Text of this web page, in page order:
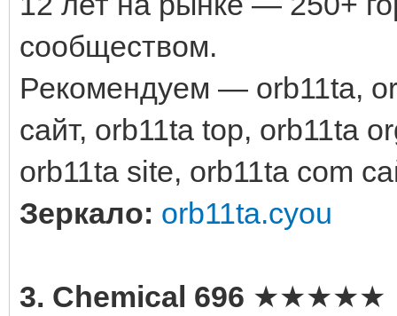
сообществом.
Рекомендуем — orb11ta,
сайт, orb11ta top, orb11ta
orb11ta site, orb11ta com
Зеркало: orb11ta.cyou
3. Chemical 696 ★★★★★